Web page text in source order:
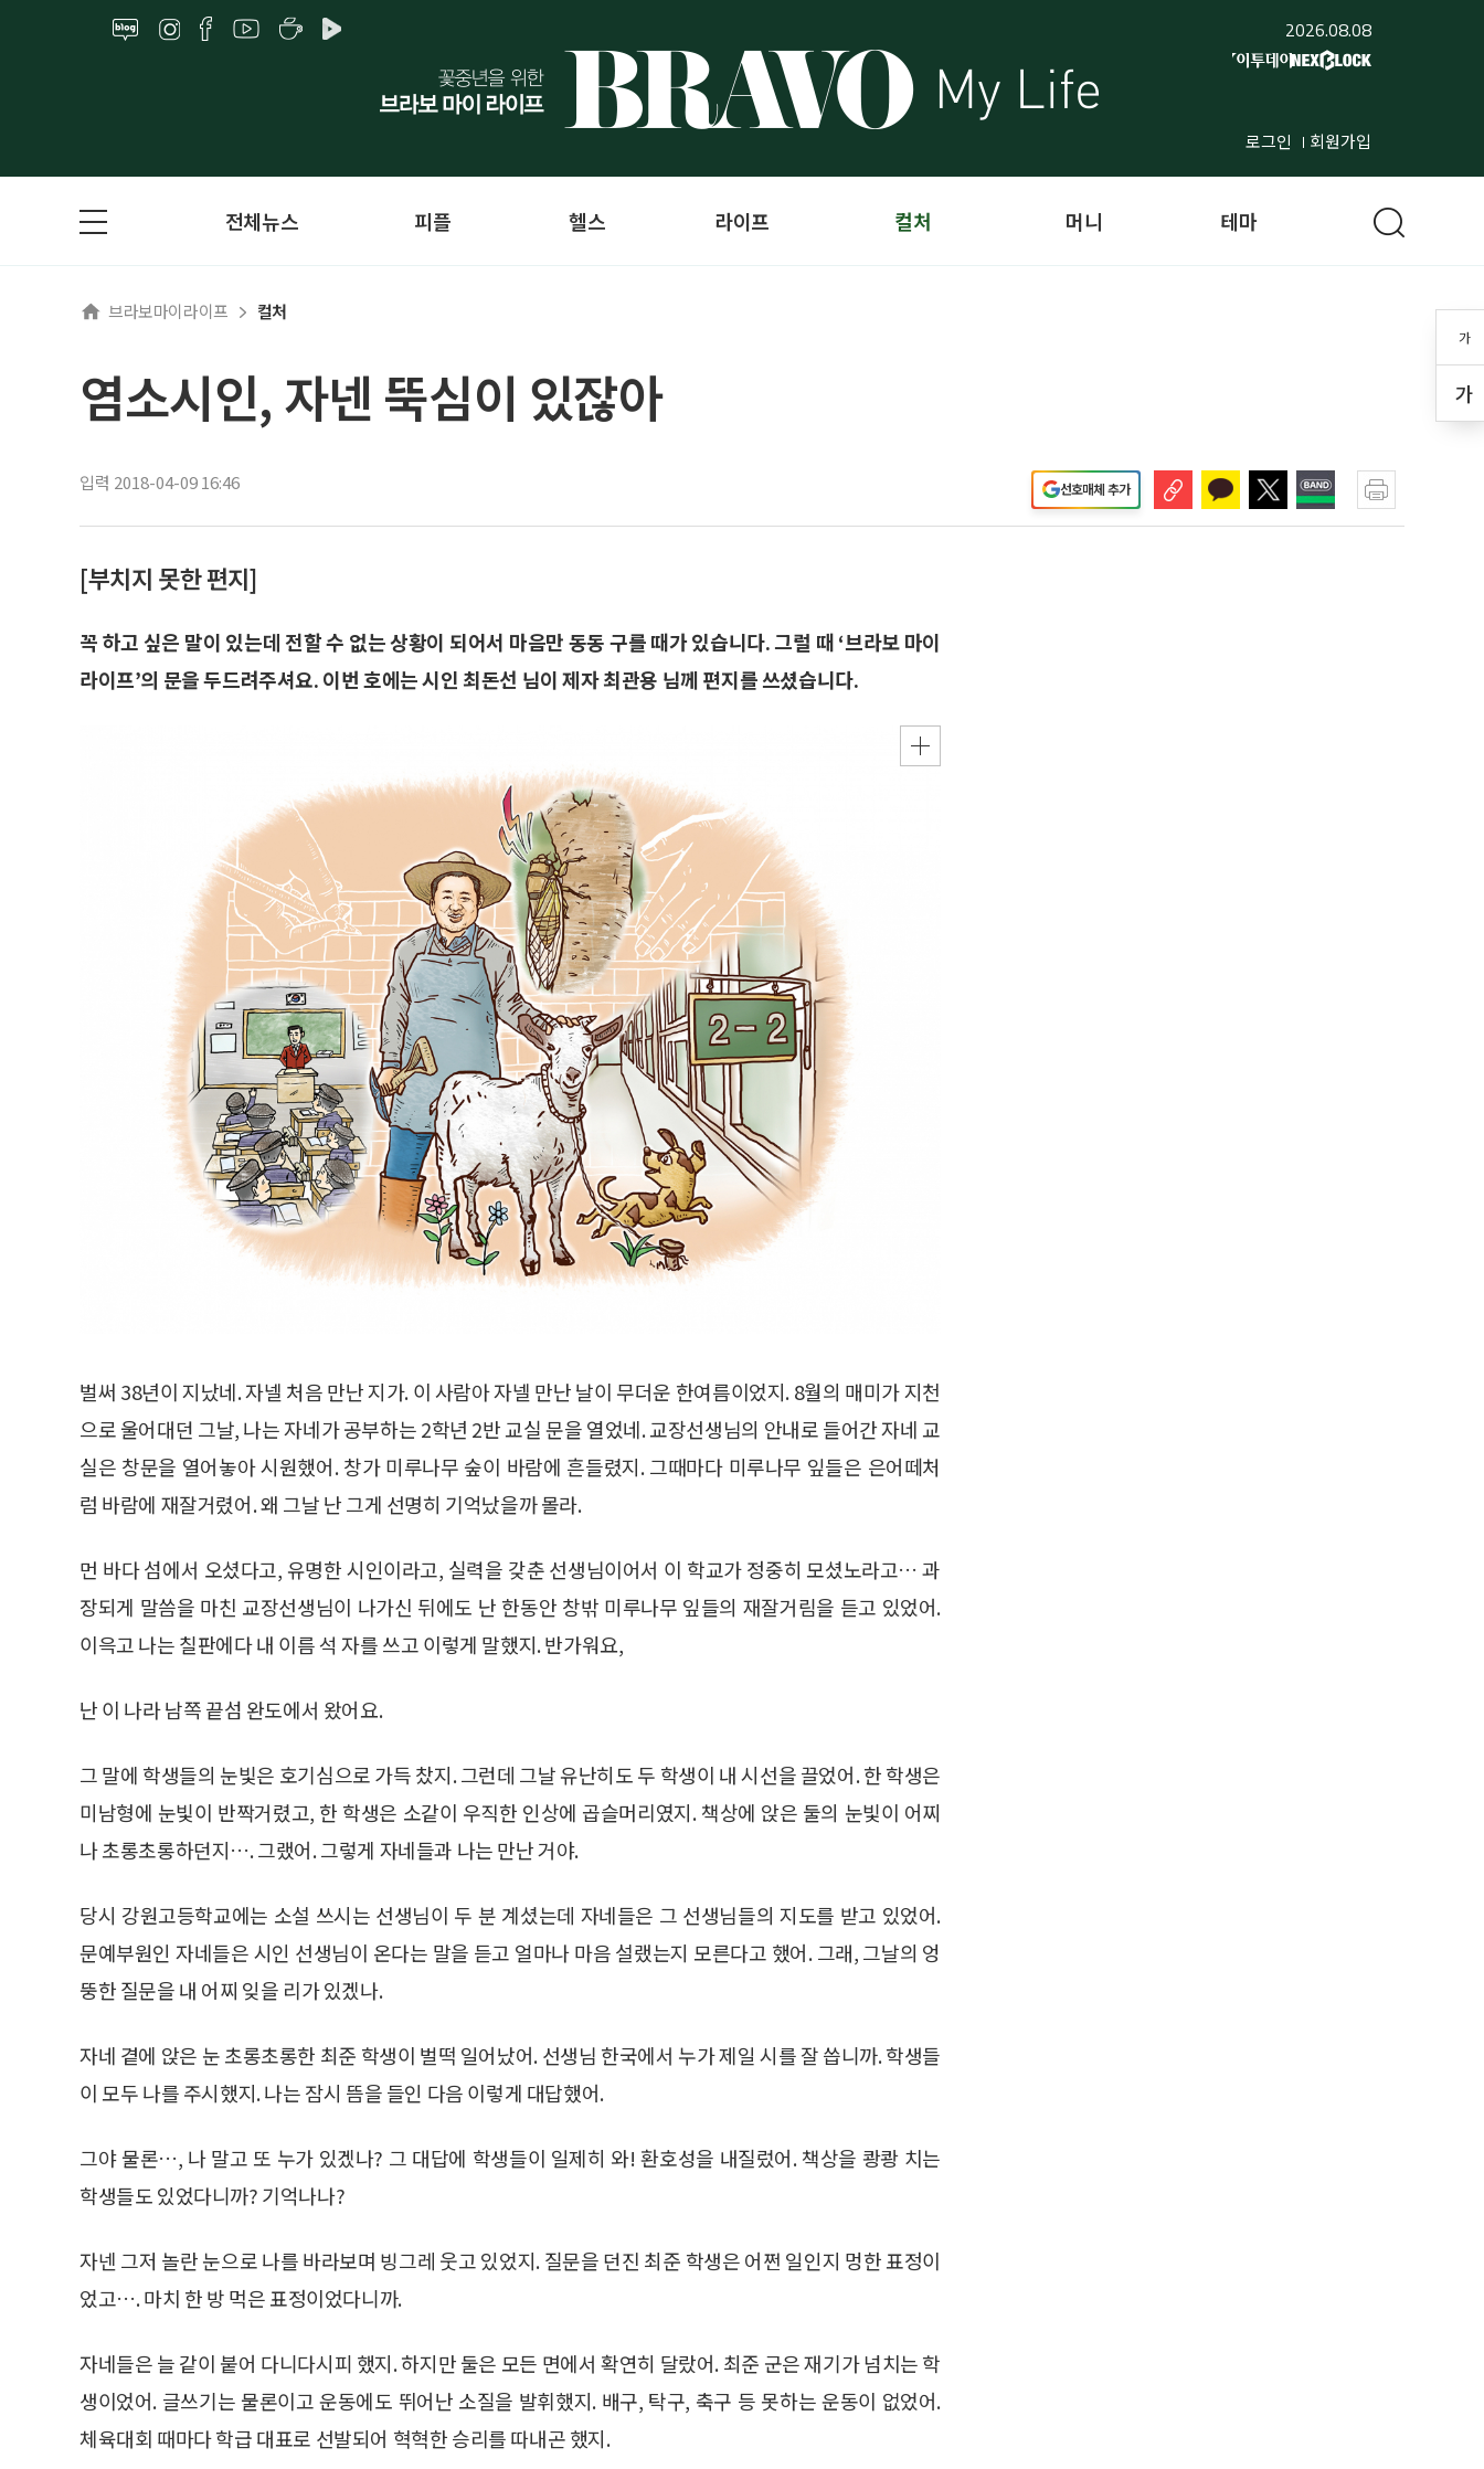
2026.08.08
로그인 회원가입
가
가
전체뉴스 피플 헬스 라이프 컬처 머니 테마
브라보마이라이프 컬처
염소시인, 자넨 뚝심이 있잖아
입력 2018-04-09 16:46 선호매체 추가
[부치지 못한 편지]
꼭 하고 싶은 말이 있는데 전할 수 없는 상황이 되어서 마음만 동동 구를 때가 있습니다. 그럴 때 ‘브라보 마이
라이프’의 문을 두드려주셔요. 이번 호에는 시인 최돈선 님이 제자 최관용 님께 편지를 쓰셨습니다.
벌써 38년이 지났네. 자넬 처음 만난 지가. 이 사람아 자넬 만난 날이 무더운 한여름이었지. 8월의 매미가 지천
으로 울어대던 그날, 나는 자네가 공부하는 2학년 2반 교실 문을 열었네. 교장선생님의 안내로 들어간 자네 교
실은 창문을 열어놓아 시원했어. 창가 미루나무 숲이 바람에 흔들렸지. 그때마다 미루나무 잎들은 은어떼처
럼 바람에 재잘거렸어. 왜 그날 난 그게 선명히 기억났을까 몰라.
먼 바다 섬에서 오셨다고, 유명한 시인이라고, 실력을 갖춘 선생님이어서 이 학교가 정중히 모셨노라고… 과
장되게 말씀을 마친 교장선생님이 나가신 뒤에도 난 한동안 창밖 미루나무 잎들의 재잘거림을 듣고 있었어.
이윽고 나는 칠판에다 내 이름 석 자를 쓰고 이렇게 말했지. 반가워요,
난 이 나라 남쪽 끝섬 완도에서 왔어요.
그 말에 학생들의 눈빛은 호기심으로 가득 찼지. 그런데 그날 유난히도 두 학생이 내 시선을 끌었어. 한 학생은
미남형에 눈빛이 반짝거렸고, 한 학생은 소같이 우직한 인상에 곱슬머리였지. 책상에 앉은 둘의 눈빛이 어찌
나 초롱초롱하던지…. 그랬어. 그렇게 자네들과 나는 만난 거야.
당시 강원고등학교에는 소설 쓰시는 선생님이 두 분 계셨는데 자네들은 그 선생님들의 지도를 받고 있었어.
문예부원인 자네들은 시인 선생님이 온다는 말을 듣고 얼마나 마음 설랬는지 모른다고 했어. 그래, 그날의 엉
뚱한 질문을 내 어찌 잊을 리가 있겠나.
자네 곁에 앉은 눈 초롱초롱한 최준 학생이 벌떡 일어났어. 선생님 한국에서 누가 제일 시를 잘 씁니까. 학생들
이 모두 나를 주시했지. 나는 잠시 뜸을 들인 다음 이렇게 대답했어.
그야 물론…, 나 말고 또 누가 있겠나? 그 대답에 학생들이 일제히 와! 환호성을 내질렀어. 책상을 쾅쾅 치는
학생들도 있었다니까? 기억나나?
자넨 그저 놀란 눈으로 나를 바라보며 빙그레 웃고 있었지. 질문을 던진 최준 학생은 어쩐 일인지 멍한 표정이
었고…. 마치 한 방 먹은 표정이었다니까.
자네들은 늘 같이 붙어 다니다시피 했지. 하지만 둘은 모든 면에서 확연히 달랐어. 최준 군은 재기가 넘치는 학
생이었어. 글쓰기는 물론이고 운동에도 뛰어난 소질을 발휘했지. 배구, 탁구, 축구 등 못하는 운동이 없었어.
체육대회 때마다 학급 대표로 선발되어 혁혁한 승리를 따내곤 했지.